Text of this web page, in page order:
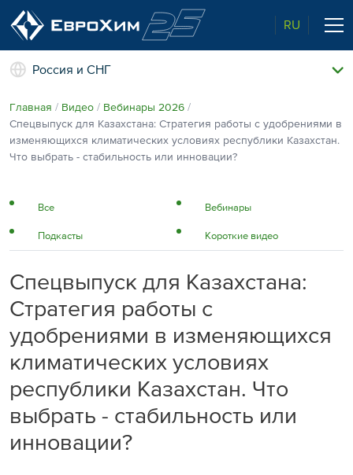
RU
Наши удобрения
О нас
Поддержка и сопровождение
Агросервис
Новости и события
Наши контакты
Центр знаний
Россия и СНГ
Главная Видео
Вебинары 2026
Спецвыпуск для Казахстана: Стратегия работы с удобрениями в
изменяющихся климатических условиях республики Казахстан.
Что выбрать - стабильность или инновации?
Все Вебинары
Подкасты Короткие видео
Спецвыпуск для Казахстана:
Стратегия работы с
удобрениями в изменяющихся
климатических условиях
республики Казахстан. Что
выбрать - стабильность или
инновации?